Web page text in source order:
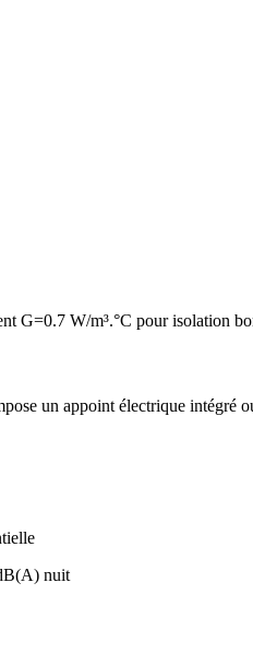
G=0.7 W/m³.°C pour isolation
un appoint électrique
nuit